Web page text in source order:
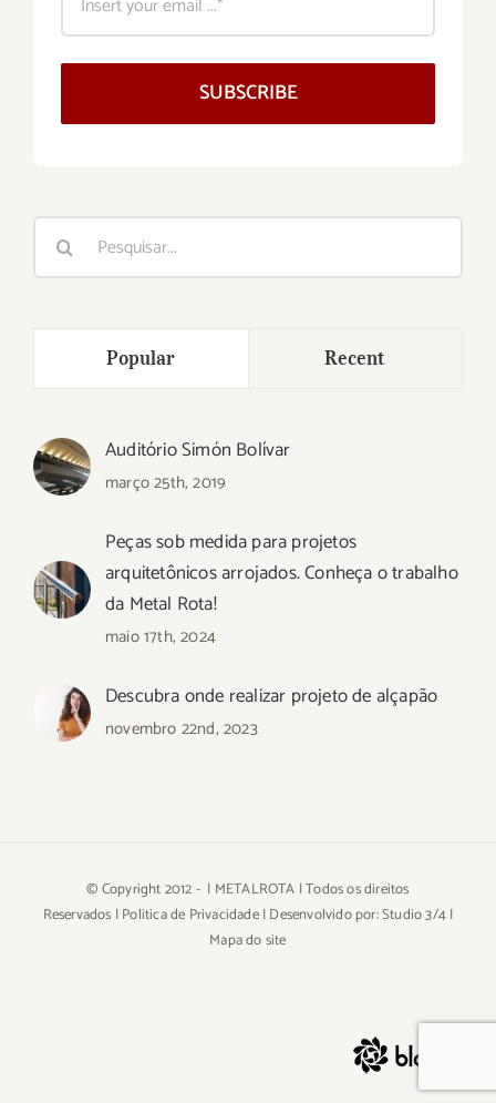
SUBSCRIBE
Buscar
resultados
Popular Recent
Auditório Simón Bolívar
março 25th, 2019
Peças sob medida para projetos
arquitetônicos arrojados. Conheça o trabalho
da Metal Rota!
maio 17th, 2024
Descubra onde realizar projeto de alçapão
novembro 22nd, 2023
© Copyright 2012 - | METALROTA | Todos os direitos
Reservados |Politica de Privacidade| Desenvolvido por:Studio 3/4|
Mapa do site